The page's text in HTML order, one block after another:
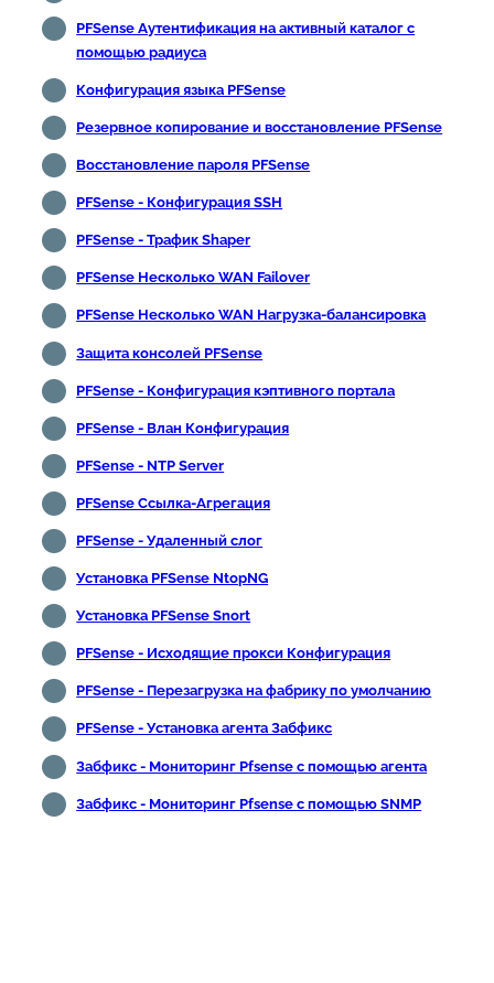
PFSense Аутентификация на активный каталог с
помощью радиуса
Конфигурация языка PFSense
Резервное копирование и восстановление PFSense
Восстановление пароля PFSense
PFSense - Конфигурация SSH
PFSense - Трафик Shaper
PFSense Несколько WAN Failover
PFSense Несколько WAN Нагрузка-балансировка
Защита консолей PFSense
PFSense - Конфигурация кэптивного портала
PFSense - Влан Конфигурация
PFSense - NTP Server
PFSense Ссылка-Агрегация
PFSense - Удаленный слог
Установка PFSense NtopNG
Установка PFSense Snort
PFSense - Исходящие прокси Конфигурация
PFSense - Перезагрузка на фабрику по умолчанию
PFSense - Установка агента Забфикс
Забфикс - Мониторинг Pfsense с помощью агента
Забфикс - Мониторинг Pfsense с помощью SNMP